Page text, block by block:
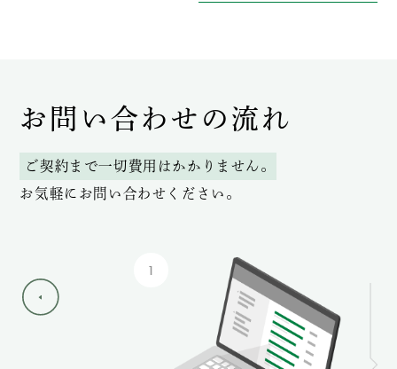
お問い合わせの流れ
ご契約まで一切費用はかかりません。
お気軽にお問い合わせください。
1